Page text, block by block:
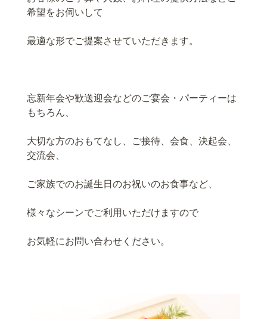
希望をお伺いして
最適な形でご提案させていただきます。
忘新年会や歓送迎会などのご宴会・パーティーは
もちろん、
大切な方のおもてなし、ご接待、会食、決起会、
交流会、
ご家族でのお誕生日のお祝いのお食事など、
様々なシーンでご利用いただけますので
お気軽にお問い合わせください。